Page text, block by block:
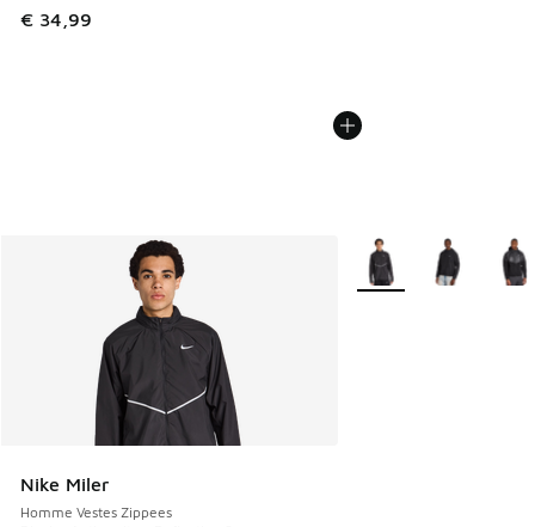
€ 34,99
Nike Miler
Homme Vestes Zippees
Plus de couleurs